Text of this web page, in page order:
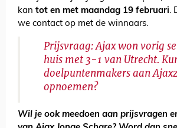
kan tot en met maandag 19 februari.
we contact op met de winnaars.
Prijsvraag: Ajax won vorig
huis met 3-1 van Utrecht.
doelpuntenmakers aan
opnoemen?
Wil je ook meedoen aan prijsvragen